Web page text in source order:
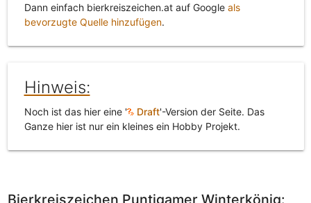
Dann einfach bierkreiszeichen.at auf Google als
bevorzugte Quelle hinzufügen.
Hinweis:
Noch ist das hier eine ' Draft'-Version der Seite. Das
Ganze hier ist nur ein kleines ein Hobby Projekt.